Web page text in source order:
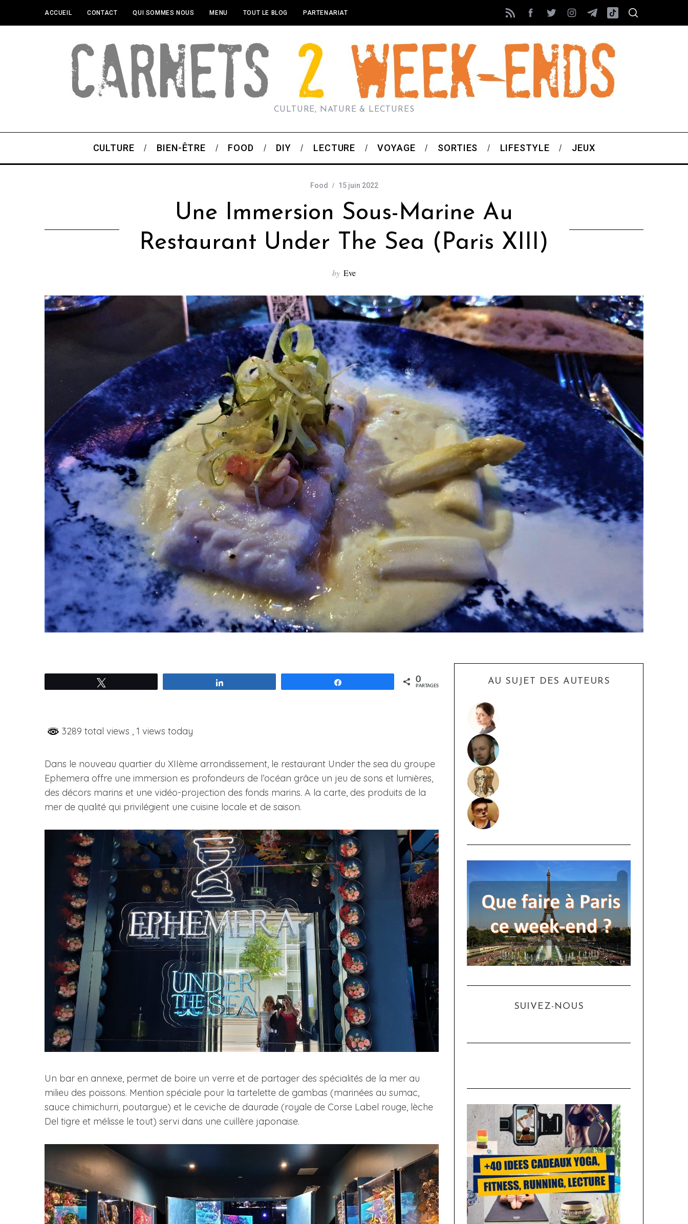
ACCUEIL CONTACT QUI SOMMES NOUS MENU TOUT LE BLOG PARTENARIAT
CULTURE, NATURE & LECTURES
CULTURE BIEN-ÊTRE FOOD DIY LECTURE VOYAGE SORTIES LIFESTYLE JEUX
Food 15 juin 2022
Une Immersion Sous-Marine Au
Restaurant Under The Sea (Paris XIII)
by Eve
0
PARTAGES
3289 total views , 1 views today
Dans le nouveau quartier du XIIème arrondissement, le restaurant Under the sea du groupe
Ephemera offre une immersion es profondeurs de l’océan grâce un jeu de sons et lumières,
des décors marins et une vidéo-projection des fonds marins. A la carte, des produits de la
mer de qualité qui privilégient une cuisine locale et de saison.
Un bar en annexe, permet de boire un verre et de partager des spécialités de la mer au
milieu des poissons. Mention spéciale pour la tartelette de gambas (marinées au sumac,
sauce chimichurri, poutargue) et le ceviche de daurade (royale de Corse Label rouge, lèche
Del tigre et mélisse le tout) servi dans une cuillère japonaise.
AU SUJET DES AUTEURS
SUIVEZ-NOUS
S
e
a
r
f